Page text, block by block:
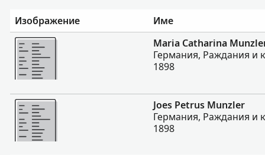
Изображение
Име
Повече
Maria Catharina
Германия, Раждания и
1898
Повече
Joes Petrus Munzler
Германия, Раждания и
1898